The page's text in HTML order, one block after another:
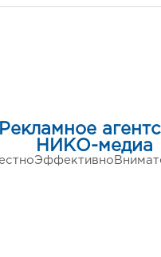
Рекламное
НИКО-медиа
Эффективно